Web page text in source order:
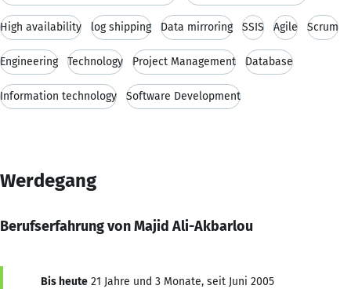
High availability log shipping Data mirroring SSIS Agile Scrum
Engineering Technology Project Management Database
Information technology Software Development
Werdegang
Berufserfahrung von Majid Ali-Akbarlou
Bis heute 21 Jahre und 3 Monate, seit Juni 2005